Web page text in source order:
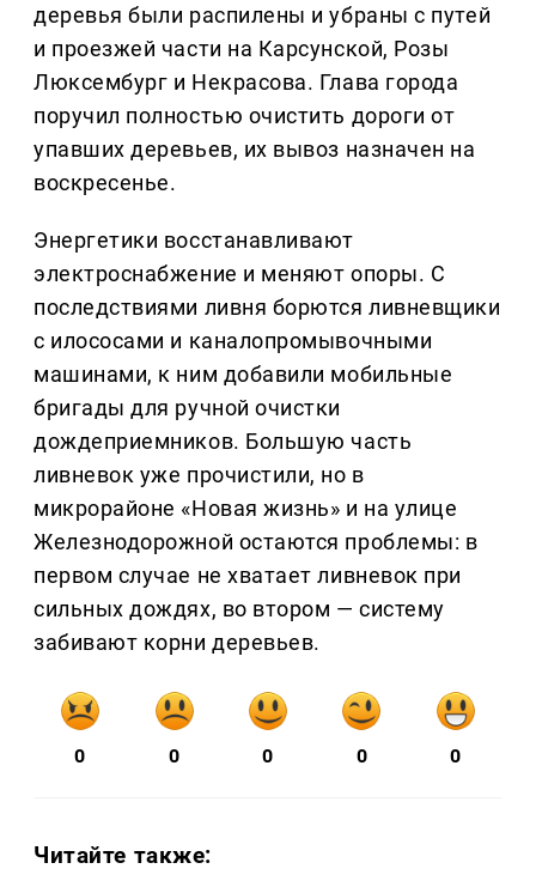
деревья были распилены и убраны с путей
и проезжей части на Карсунской, Розы
Люксембург и Некрасова. Глава города
поручил полностью очистить дороги от
упавших деревьев, их вывоз назначен на
воскресенье.
Энергетики восстанавливают
электроснабжение и меняют опоры. С
последствиями ливня борются ливневщики
с илососами и каналопромывочными
машинами, к ним добавили мобильные
бригады для ручной очистки
дождеприемников. Большую часть
ливневок уже прочистили, но в
микрорайоне «Новая жизнь» и на улице
Железнодорожной остаются проблемы: в
первом случае не хватает ливневок при
сильных дождях, во втором — систему
забивают корни деревьев.
0 0 0 0 0
Читайте также: